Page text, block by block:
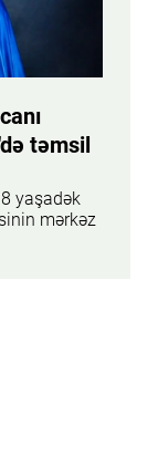
təmsil
yaşadək
mərkəz